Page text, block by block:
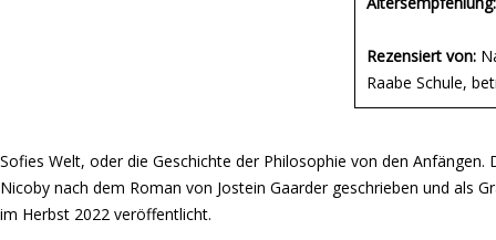
Rezensiert von:
Raabe Schule,
Sofies Welt, oder die Geschichte der Philosophie von den Anfängen.
Nicoby nach dem Roman von Jostein Gaarder geschrieben und als
im Herbst 2022 veröffentlicht.